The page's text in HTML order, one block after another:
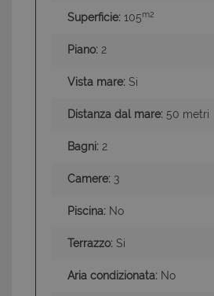
Superficie: 105m2
Piano: 2
Vista mare: Si
Distanza dal mare: 50 metri
Bagni: 2
Camere: 3
Piscina: No
Terrazzo: Si
Aria condizionata: No